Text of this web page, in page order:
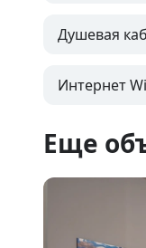
Душевая
Интернет
Еще